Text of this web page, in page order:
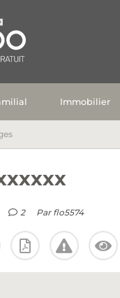
Immobilier
2 Par flo5574